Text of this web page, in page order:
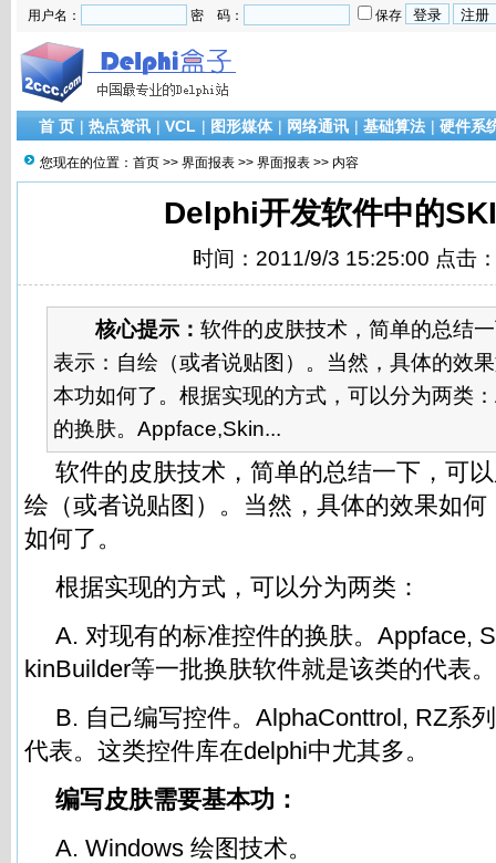
用户名： 密 码： 保存
首 页 | 热点资讯 | VCL | 图形媒体 | 网络通讯 | 基础算法 | 硬件系
您现在的位置： 首页 >> 界面报表 >> 界面报表 >> 内容
Delphi开发软件中的
时间：2011/9/3 15:25:00 点击
核心提示： 软件的皮肤技术，简单的总结
表示：自绘（或者说贴图）。当然，具体的效
本功如何了。根据实现的方式，可以分为两类
的换肤。Appface,Skin...
软件的皮肤技术，简单的总结一下，可
绘（或者说贴图）。当然，具体的效果如
如何了。
根据实现的方式，可以分为两类：
A. 对现有的标准控件的换肤。Appface,
kinBuilder等一批换肤软件就是该类的代表。
B. 自己编写控件。AlphaConttrol, RZ系
代表。这类控件库在delphi中尤其多。
编写皮肤需要基本功：
A. Windows 绘图技术。